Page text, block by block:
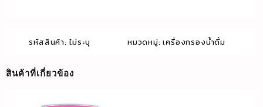
รหัสสินค้า: ไม่ระบุ หมวดหมู่:เครื่องกรองน้ำดื่ม
สินค้าที่เกี่ยวข้อง